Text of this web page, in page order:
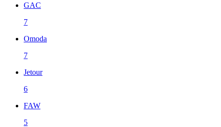
GAC
7
Omoda
7
Jetour
6
FAW
5